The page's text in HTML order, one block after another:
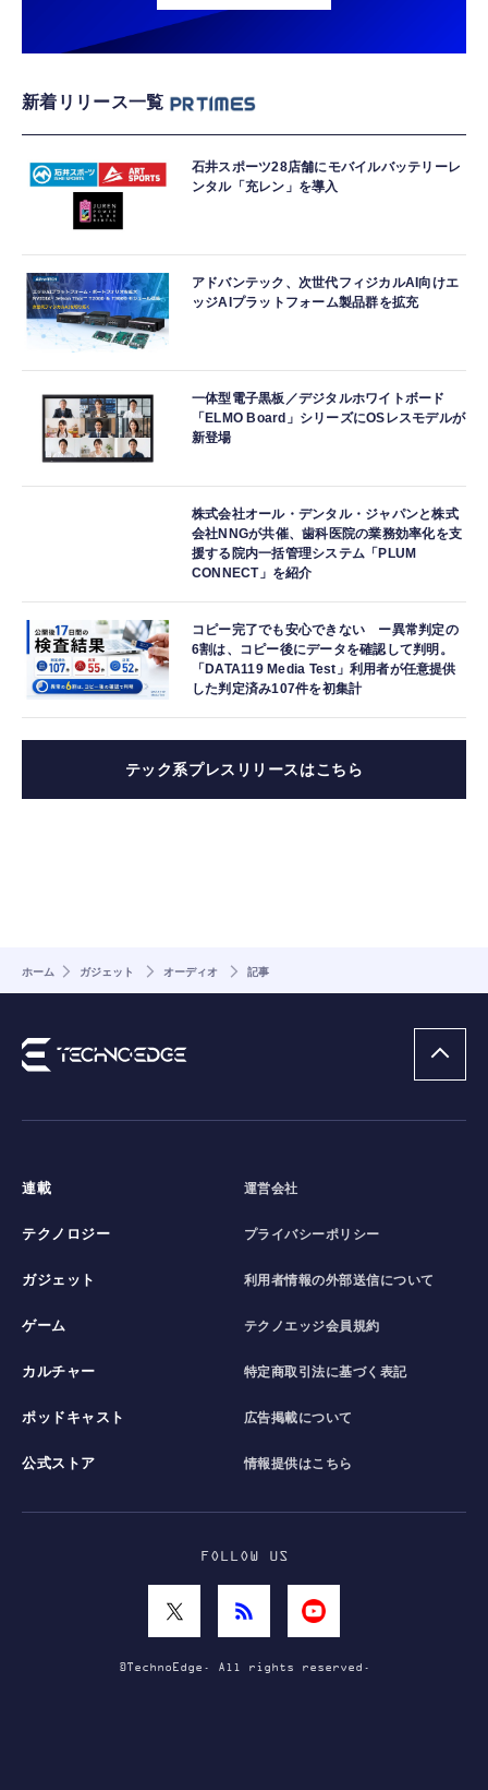
新着リリース一覧
石井スポーツ28店舗にモバイルバッテリーレ
ンタル「充レン」を導入
アドバンテック、次世代フィジカルAI向けエ
ッジAIプラットフォーム製品群を拡充
一体型電子黒板／デジタルホワイトボード
「ELMO Board」シリーズにOSレスモデルが
新登場
株式会社オール・デンタル・ジャパンと株式
会社NNGが共催、歯科医院の業務効率化を支
援する院内一括管理システム「PLUM
CONNECT」を紹介
コピー完了でも安心できない ー異常判定の
6割は、コピー後にデータを確認して判明。
「DATA119 Media Test」利用者が任意提供
した判定済み107件を初集計
テック系プレスリリースはこちら
ホーム ガジェット オーディオ 記事
連載
テクノロジー
ガジェット
ゲーム
カルチャー
ポッドキャスト
公式ストア
運営会社
プライバシーポリシー
利用者情報の外部送信について
テクノエッジ会員規約
特定商取引法に基づく表記
広告掲載について
情報提供はこちら
FOLLOW US
©TechnoEdge. All rights reserved.